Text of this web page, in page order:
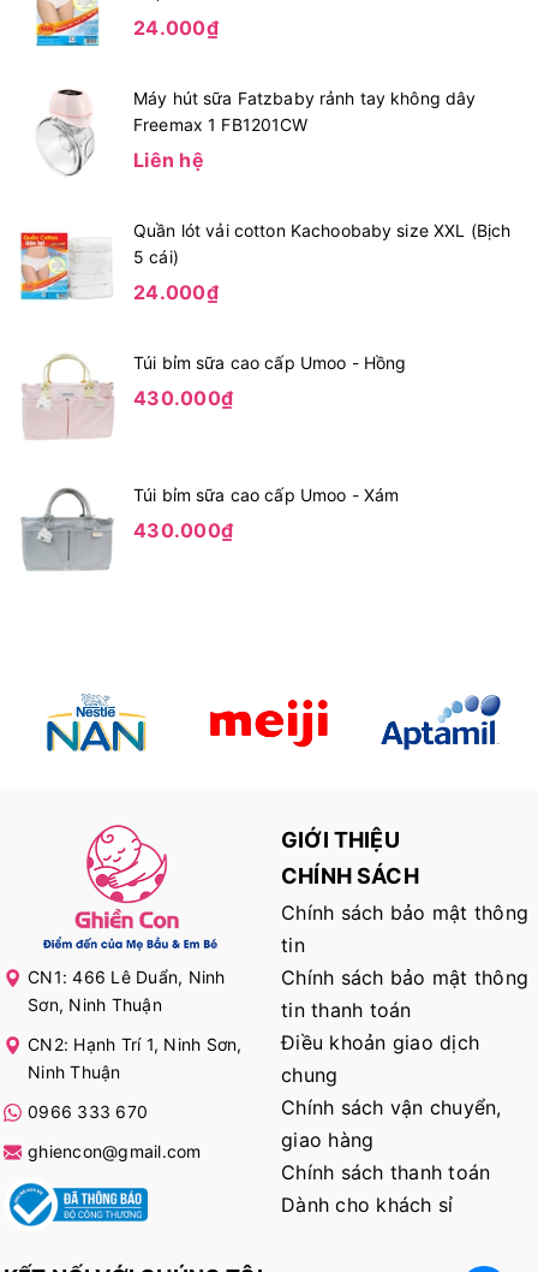
24.000₫
Máy hút sữa Fatzbaby rảnh tay không dây
Freemax 1 FB1201CW
Liên hệ
Quần lót vải cotton Kachoobaby size XXL (Bịch
5 cái)
24.000₫
Túi bỉm sữa cao cấp Umoo - Hồng
430.000₫
Túi bỉm sữa cao cấp Umoo - Xám
430.000₫
CN1: 466 Lê Duẩn, Ninh
Sơn, Ninh Thuận
CN2: Hạnh Trí 1, Ninh Sơn,
Ninh Thuận
0966 333 670
ghiencon@gmail.com
GIỚI THIỆU
CHÍNH SÁCH
Chính sách bảo mật thông
tin
Chính sách bảo mật thông
tin thanh toán
Điều khoản giao dịch
chung
Chính sách vận chuyển,
giao hàng
Chính sách thanh toán
Dành cho khách sỉ